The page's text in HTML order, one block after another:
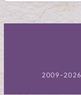
2009–2026